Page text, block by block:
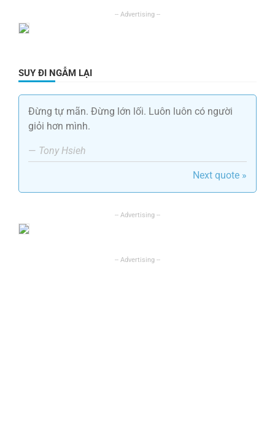
SUY ĐI NGẪM LẠI
Đừng tự mãn. Đừng lớn lối. Luôn luôn có người
giỏi hơn mình.
— Tony Hsieh
Next quote »